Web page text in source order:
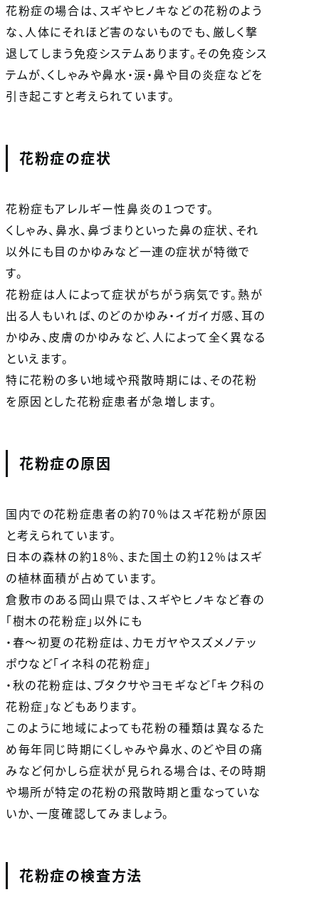
花粉症の場合は、スギやヒノキなどの花粉のよう
な、人体にそれほど害のないものでも、厳しく撃
退してしまう免疫システムあります。その免疫シス
テムが、くしゃみや鼻水・涙・鼻や目の炎症などを
引き起こすと考えられています。
花粉症の症状
花粉症もアレルギー性鼻炎の１つです。
くしゃみ、鼻水、鼻づまりといった鼻の症状、それ
以外にも目のかゆみなど一連の症状が特徴で
す。
花粉症は人によって症状がちがう病気です。熱が
出る人もいれば、のどのかゆみ・イガイガ感、耳の
かゆみ、皮膚のかゆみなど、人によって全く異なる
といえます。
特に花粉の多い地域や飛散時期には、その花粉
を原因とした花粉症患者が急増します。
花粉症の原因
国内での花粉症患者の約70％はスギ花粉が原因
と考えられています。
日本の森林の約18％、また国土の約12％はスギ
の植林面積が占めています。
倉敷市のある岡山県では、スギやヒノキなど春の
「樹木の花粉症」以外にも
・春〜初夏の花粉症は、カモガヤやスズメノテッ
ポウなど「イネ科の花粉症」
・秋の花粉症は、ブタクサやヨモギなど「キク科の
花粉症」などもあります。
このように地域によっても花粉の種類は異なるた
め毎年同じ時期にくしゃみや鼻水、のどや目の痛
みなど何かしら症状が見られる場合は、その時期
や場所が特定の花粉の飛散時期と重なっていな
いか、一度確認してみましょう。
花粉症の検査方法